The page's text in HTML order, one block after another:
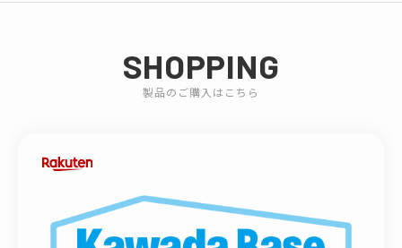
SHOPPING
製品のご購入はこちら